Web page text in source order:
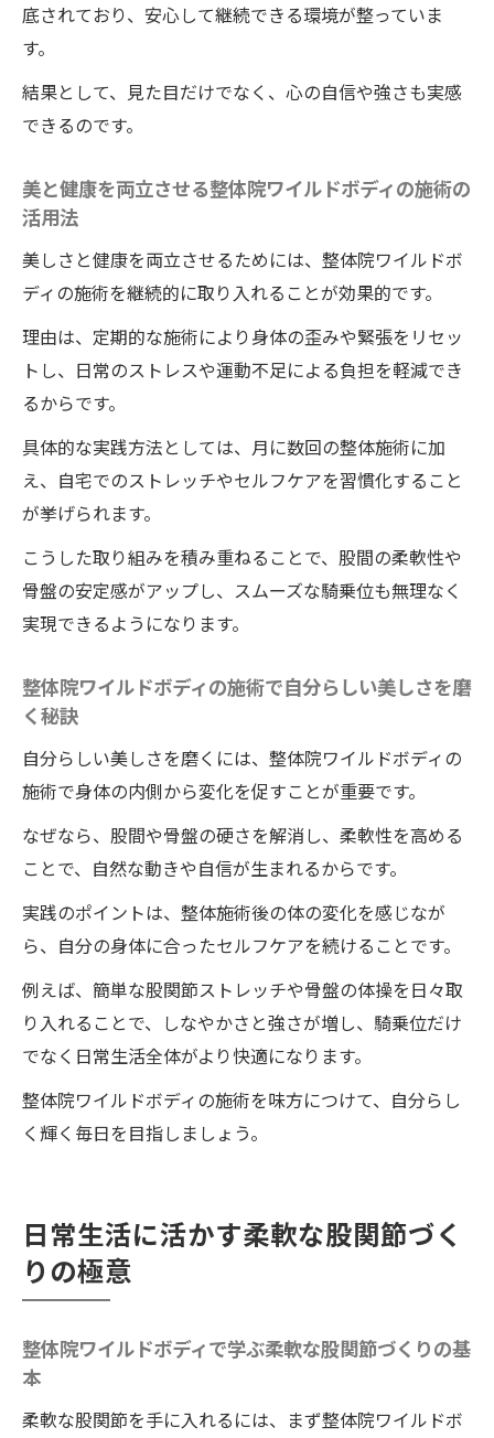
底されており、安心して継続できる環境が整っていま
す。
結果として、見た目だけでなく、心の自信や強さも実感
できるのです。
美と健康を両立させる整体院ワイルドボディの施術の
活用法
美しさと健康を両立させるためには、整体院ワイルドボ
ディの施術を継続的に取り入れることが効果的です。
理由は、定期的な施術により身体の歪みや緊張をリセッ
トし、日常のストレスや運動不足による負担を軽減でき
るからです。
具体的な実践方法としては、月に数回の整体施術に加
え、自宅でのストレッチやセルフケアを習慣化すること
が挙げられます。
こうした取り組みを積み重ねることで、股間の柔軟性や
骨盤の安定感がアップし、スムーズな騎乗位も無理なく
実現できるようになります。
整体院ワイルドボディの施術で自分らしい美しさを磨
く秘訣
自分らしい美しさを磨くには、整体院ワイルドボディの
施術で身体の内側から変化を促すことが重要です。
なぜなら、股間や骨盤の硬さを解消し、柔軟性を高める
ことで、自然な動きや自信が生まれるからです。
実践のポイントは、整体施術後の体の変化を感じなが
ら、自分の身体に合ったセルフケアを続けることです。
例えば、簡単な股関節ストレッチや骨盤の体操を日々取
り入れることで、しなやかさと強さが増し、騎乗位だけ
でなく日常生活全体がより快適になります。
整体院ワイルドボディの施術を味方につけて、自分らし
く輝く毎日を目指しましょう。
日常生活に活かす柔軟な股関節づく
りの極意
整体院ワイルドボディで学ぶ柔軟な股関節づくりの基
本
柔軟な股関節を手に入れるには、まず整体院ワイルドボ